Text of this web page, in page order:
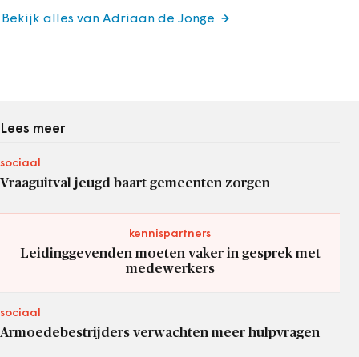
Bekijk alles van Adriaan de Jonge
Lees meer
sociaal
Vraaguitval jeugd baart gemeenten zorgen
kennispartners
Leidinggevenden moeten vaker in gesprek met
medewerkers
sociaal
Armoedebestrijders verwachten meer hulpvragen